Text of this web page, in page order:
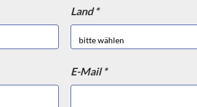
sein, um verschiedenen
nahtlos in die vorhandene Einrichtung
oder Türen ausgestattet sein, um den
als auch dekorativ ist und dabei hilft,
Land *
E-Mail *